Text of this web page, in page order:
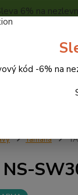
6% na
Yamaha
kód -6% na